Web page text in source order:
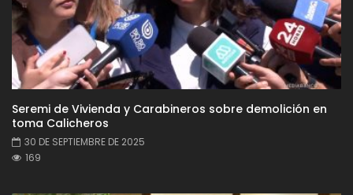
Seremi de Vivienda y Carabineros sobre demolición en
toma Calicheros
30 DE SEPTIEMBRE DE 2025
169